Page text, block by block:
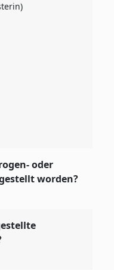
oder
worden?